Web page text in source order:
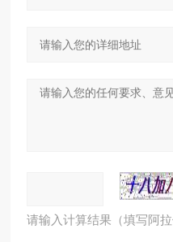
请输入计算结果（填写阿